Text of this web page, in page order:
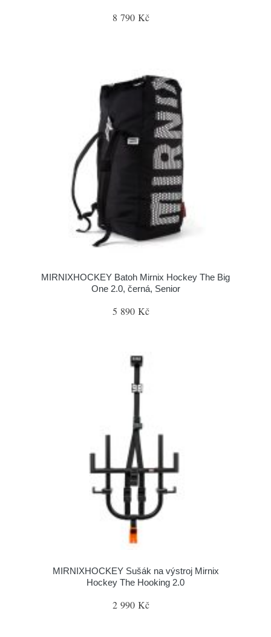
8 790 Kč
MIRNIXHOCKEY Batoh Mirnix Hockey The Big
One 2.0, černá, Senior
5 890 Kč
MIRNIXHOCKEY Sušák na výstroj Mirnix
Hockey The Hooking 2.0
2 990 Kč